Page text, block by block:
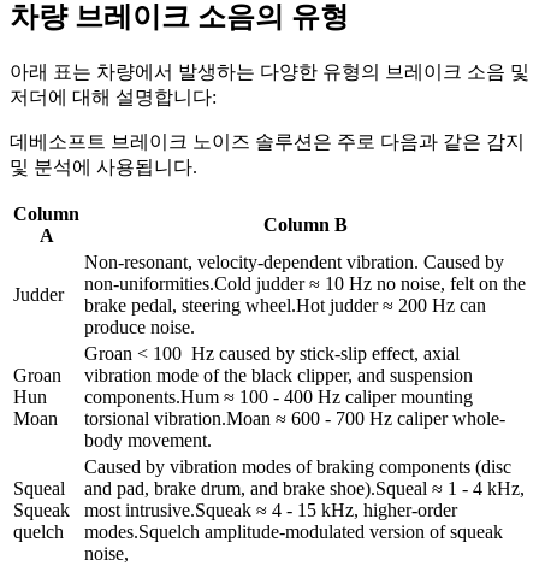
차량 브레이크 소음의 유형
아래 표는 차량에서 발생하는 다양한 유형의 브레이크 소음 및
저더에 대해 설명합니다:
데베소프트 브레이크 노이즈 솔루션은 주로 다음과 같은 감지
및 분석에 사용됩니다.
Column
A
Column B
Judder
Non-resonant, velocity-dependent vibration. Caused by
non-uniformities.Cold judder ≈ 10 Hz no noise, felt on the
brake pedal, steering wheel.Hot judder ≈ 200 Hz can
produce noise.
Groan
Hun
Moan
Groan < 100  Hz caused by stick-slip effect, axial
vibration mode of the black clipper, and suspension
components.Hum ≈ 100 - 400 Hz caliper mounting
torsional vibration.Moan ≈ 600 - 700 Hz caliper whole-
body movement.
Squeal
Squeak
quelch
Caused by vibration modes of braking components (disc
and pad, brake drum, and brake shoe).Squeal ≈ 1 - 4 kHz,
most intrusive.Squeak ≈ 4 - 15 kHz, higher-order
modes.Squelch amplitude-modulated version of squeak
noise,